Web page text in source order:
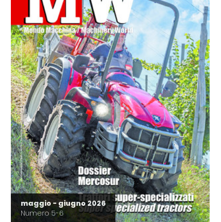
maggio - giugno 2026
Numero 5-6